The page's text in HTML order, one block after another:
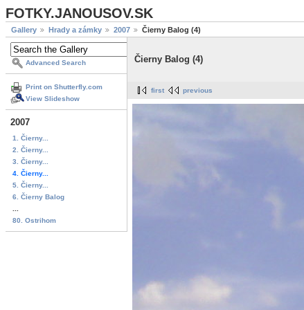
FOTKY.JANOUSOV.SK
Gallery Hrady a zámky 2007 Čierny Balog (4)
Advanced Search
Print on Shutterfly.com
View Slideshow
2007
1. Čierny...
2. Čierny...
3. Čierny...
4. Čierny...
5. Čierny...
6. Čierny Balog
80. Ostrihom
Čierny Balog (4)
first previous